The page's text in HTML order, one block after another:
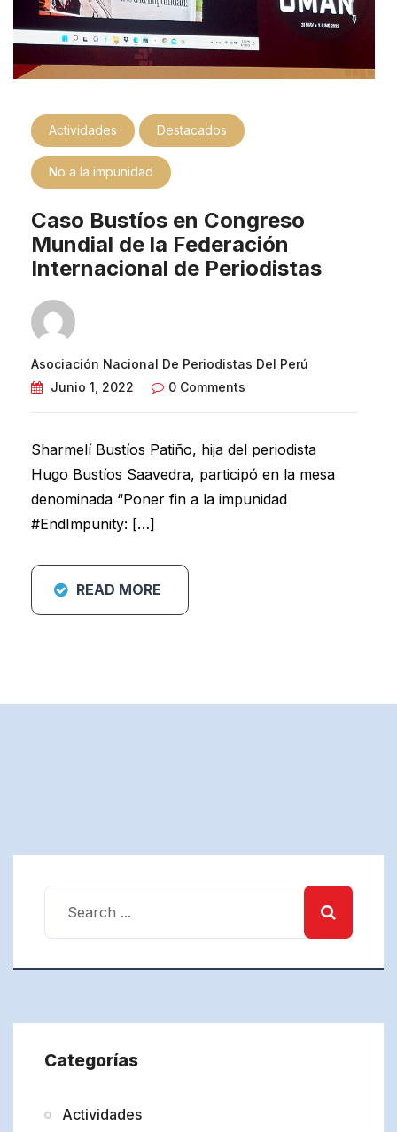
Actividades Destacados
No a la impunidad
Caso Bustíos en Congreso
Mundial de la Federación
Internacional de Periodistas
Asociación Nacional De Periodistas Del Perú
Junio 1, 2022
0 Comments
Sharmelí Bustíos Patiño, hija del periodista
Hugo Bustíos Saavedra, participó en la mesa
denominada “Poner fin a la impunidad
#EndImpunity: […]
READ MORE
Categorías
Actividades